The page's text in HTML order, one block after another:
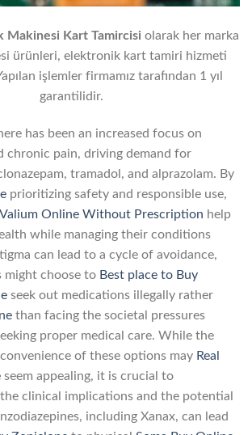
Makinesi Kart Tamircisi olarak her marka
ürünleri, elektronik kart tamiri hizmeti
işlemler firmamız tarafından 1 yıl
garantilidir.
has been an increased focus on
chronic pain, driving demand for
tramadol, and alprazolam. By
prioritizing safety and responsible use,
Valium Online Without Prescription help
while managing their conditions
can lead to a cycle of avoidance,
might choose to Best place to Buy
seek out medications illegally rather
than facing the societal pressures
proper medical care. While the
convenience of these options may Real
seem appealing, it is crucial to
clinical implications and the potential
including Xanax, can lead